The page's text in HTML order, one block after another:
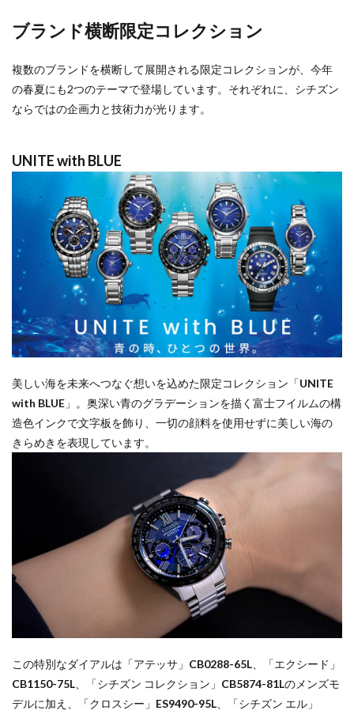
ブランド横断限定コレクション
複数のブランドを横断して展開される限定コレクションが、今年
の春夏にも2つのテーマで登場しています。それぞれに、シチズン
ならではの企画力と技術力が光ります。
UNITE with BLUE
美しい海を未来へつなぐ想いを込めた限定コレクション「UNITE
with BLUE 」。奥深い青のグラデーションを描く富士フイルムの構
造色インクで文字板を飾り、一切の顔料を使用せずに美しい海の
きらめきを表現しています。
この特別なダイアルは「アテッサ」 CB0288-65L 、「エクシード」
CB1150-75L 、「シチズン コレクション」 CB5874-81Lのメンズモ
デルに加え、「クロスシー」 ES9490-95L 、「シチズン エル」